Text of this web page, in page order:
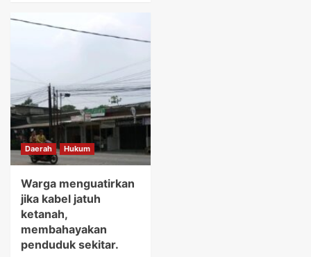
Daerah Hukum
Warga menguatirkan
jika kabel jatuh
ketanah,
membahayakan
penduduk sekitar.